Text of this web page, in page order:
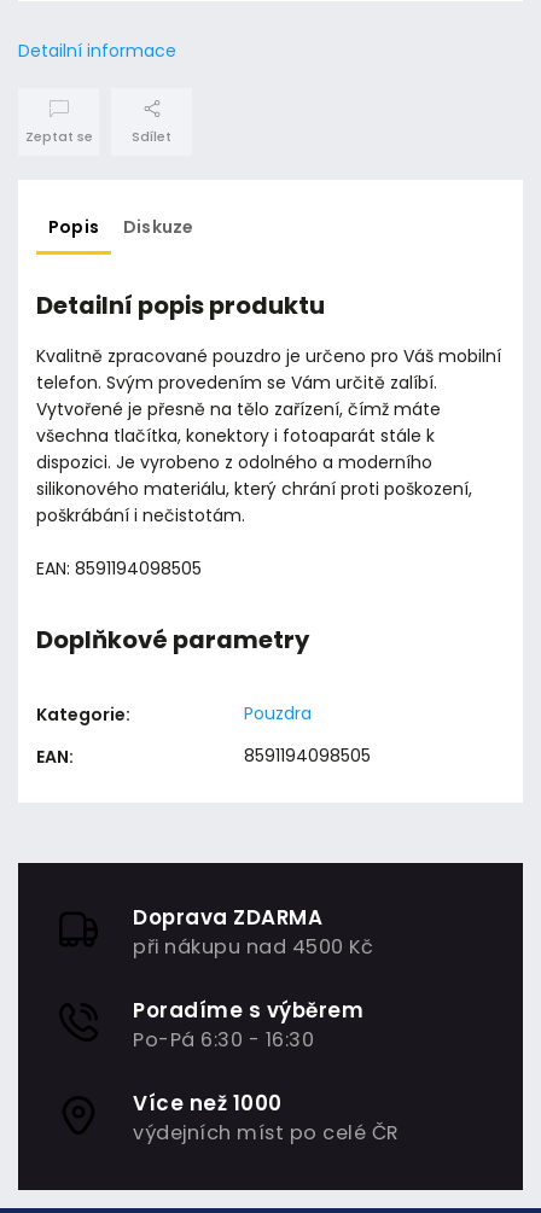
Detailní informace
Zeptat se Sdílet
Popis Diskuze
Detailní popis produktu
Kvalitně zpracované pouzdro je určeno pro Váš mobilní
telefon. Svým provedením se Vám určitě zalíbí.
Vytvořené je přesně na tělo zařízení, čímž máte
všechna tlačítka, konektory i fotoaparát stále k
dispozici. Je vyrobeno z odolného a moderního
silikonového materiálu, který chrání proti poškození,
poškrábání i nečistotám.
EAN: 8591194098505
Doplňkové parametry
Kategorie:
Pouzdra
EAN: 8591194098505
Doprava ZDARMA
při nákupu nad 4500 Kč
Poradíme s výběrem
Po-Pá 6:30 - 16:30
Více než 1000
výdejních míst po celé ČR